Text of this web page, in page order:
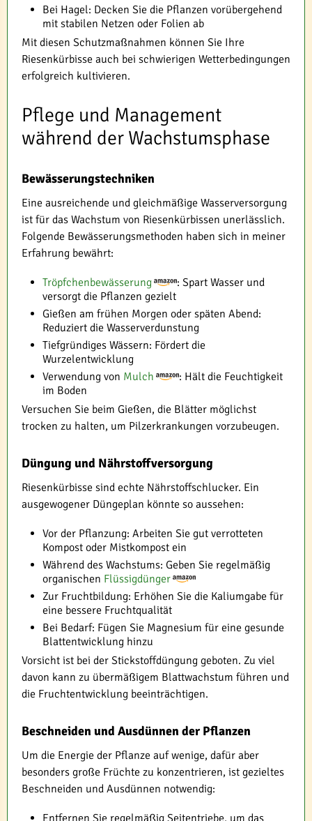
Bei Hagel: Decken Sie die Pflanzen vorübergehend
mit stabilen Netzen oder Folien ab
Mit diesen Schutzmaßnahmen können Sie Ihre
Riesenkürbisse auch bei schwierigen Wetterbedingungen
erfolgreich kultivieren.
Pflege und Management
während der Wachstumsphase
Bewässerungstechniken
Eine ausreichende und gleichmäßige Wasserversorgung
ist für das Wachstum von Riesenkürbissen unerlässlich.
Folgende Bewässerungsmethoden haben sich in meiner
Erfahrung bewährt:
Tröpfchenbewässerung
: Spart Wasser und
versorgt die Pflanzen gezielt
Gießen am frühen Morgen oder späten Abend:
Reduziert die Wasserverdunstung
Tiefgründiges Wässern: Fördert die
Wurzelentwicklung
Verwendung von Mulch
: Hält die Feuchtigkeit
im Boden
Versuchen Sie beim Gießen, die Blätter möglichst
trocken zu halten, um Pilzerkrankungen vorzubeugen.
Düngung und Nährstoffversorgung
Riesenkürbisse sind echte Nährstoffschlucker. Ein
ausgewogener Düngeplan könnte so aussehen:
Vor der Pflanzung: Arbeiten Sie gut verrotteten
Kompost oder Mistkompost ein
Während des Wachstums: Geben Sie regelmäßig
organischen Flüssigdünger
Zur Fruchtbildung: Erhöhen Sie die Kaliumgabe für
eine bessere Fruchtqualität
Bei Bedarf: Fügen Sie Magnesium für eine gesunde
Blattentwicklung hinzu
Vorsicht ist bei der Stickstoffdüngung geboten. Zu viel
davon kann zu übermäßigem Blattwachstum führen und
die Fruchtentwicklung beeinträchtigen.
Beschneiden und Ausdünnen der Pflanzen
Um die Energie der Pflanze auf wenige, dafür aber
besonders große Früchte zu konzentrieren, ist gezieltes
Beschneiden und Ausdünnen notwendig:
Entfernen Sie regelmäßig Seitentriebe, um das